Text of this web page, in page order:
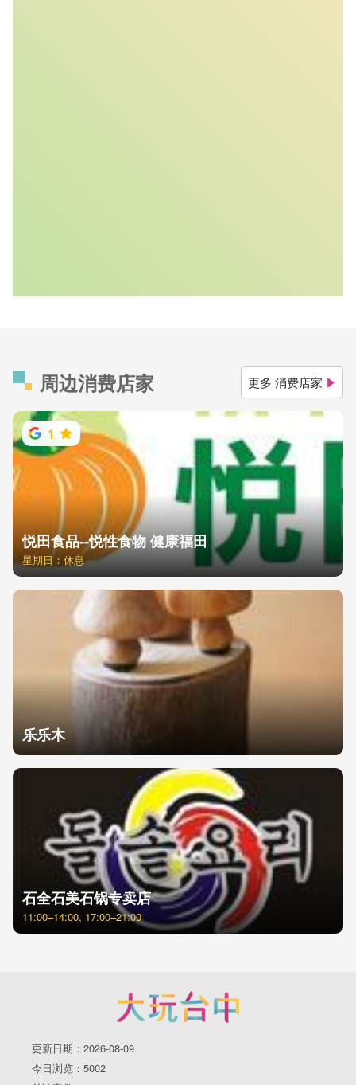
周边消费店家 更多 消费店家
1
悦田食品--悦性食物 健康福田
星期日：休息
乐乐木
石全石美石锅专卖店
11:00–14:00, 17:00–21:00
更新日期：2026-08-09
今日浏览：5002